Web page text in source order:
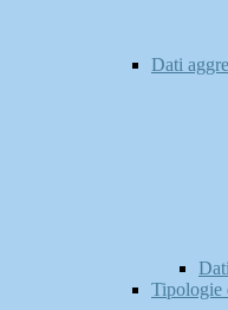
Dati
Tipologie